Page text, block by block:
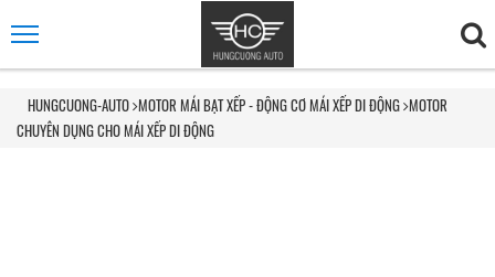
HUNGCUONG-AUTO MOTOR MÁI BẠT XẾP - ĐỘNG CƠ MÁI XẾP DI ĐỘNG MOTOR
CHUYÊN DỤNG CHO MÁI XẾP DI ĐỘNG